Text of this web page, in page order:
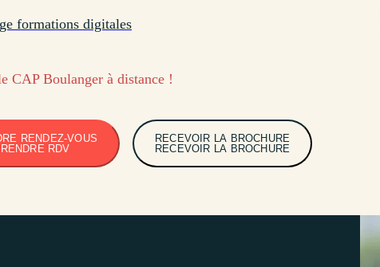
formations digitales
CAP Boulanger à distance !
RENDEZ-VOUS
RDV
RECEVOIR LA BROCHURE
RECEVOIR LA BROCHURE